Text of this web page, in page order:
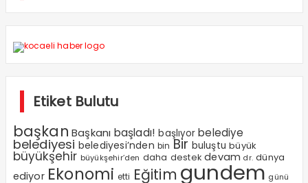
Etiket Bulutu
başkan Başkanı başladı! başlıyor belediye
belediyesi belediyesi’nden bin Bir buluştu büyük
büyükşehir büyükşehir’den daha destek devam dr. dünya
ediyor Ekonomi etti Eğitim gundem günü